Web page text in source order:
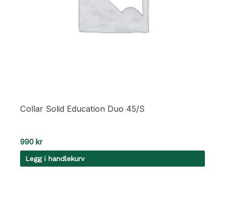
Collar Solid Education Duo 45/S
990 kr
Legg i handlekurv